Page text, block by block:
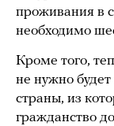
проживания в
необходимо
Кроме того,
не нужно будет
страны, из
гражданство